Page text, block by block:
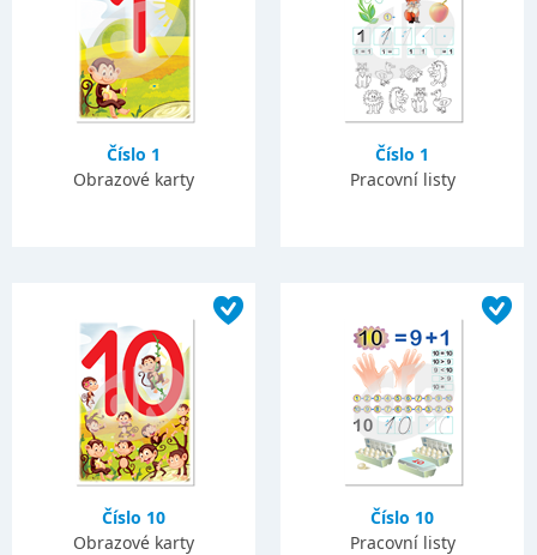
Číslo 1
Obrazové karty
Číslo 1
Pracovní listy
Číslo 10
Obrazové karty
Číslo 10
Pracovní listy